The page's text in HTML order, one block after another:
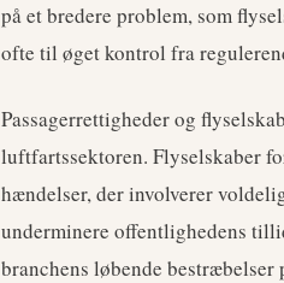
på et bredere problem, som
ofte til øget kontrol fra
Passagerrettigheder og
luftfartssektoren. Flyselskaber
hændelser, der involverer
underminere offentlighedens
branchens løbende